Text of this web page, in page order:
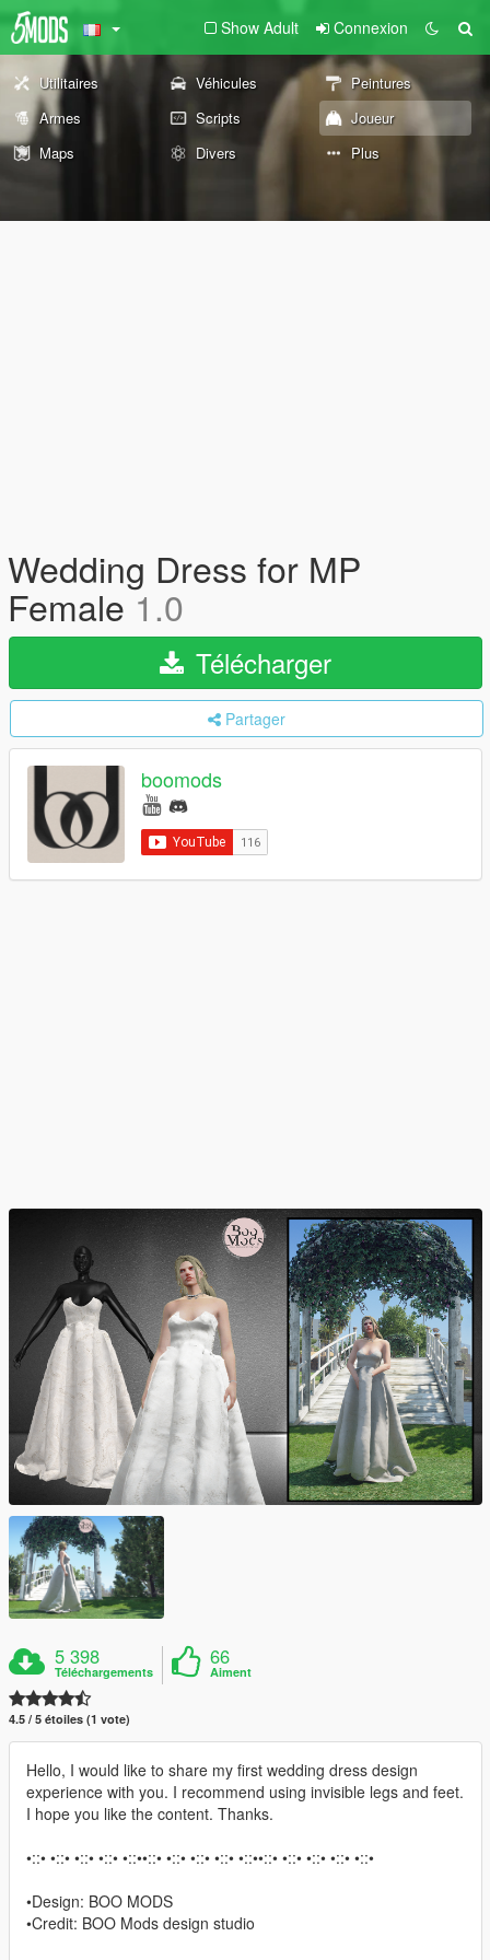
Show Adult Connexion
Utilitaires Véhicules
Peintures
Armes
Scripts
Joueur
Maps
Divers Plus
Wedding Dress for MP
Female1.0
Télécharger
Partager
boomods
5 398
Téléchargements
66
Aiment
4.5 / 5 étoiles (1 vote)
Hello, I would like to share my first wedding dress design
experience with you. I recommend using invisible legs and feet.
I hope you like the content. Thanks.
•::• •::• •::• •::• •::••::• •::• •::• •::• •::••::• •::• •::• •::• •::•
•Design: BOO MODS
•Credit: BOO Mods design studio